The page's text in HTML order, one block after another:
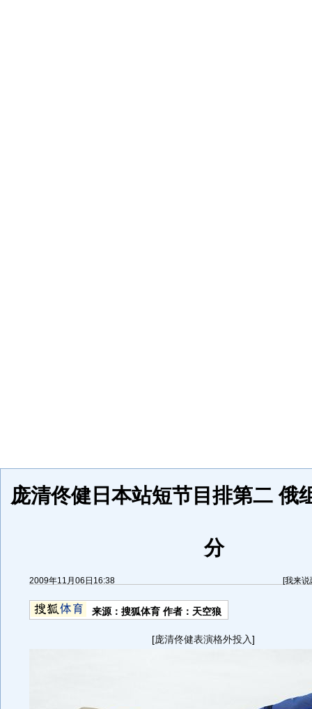
庞清佟健日本站短节目排第二 俄
分
2009年11月06日16:38 [我来说
来源： 搜狐体育作者：天空狼
[庞清佟健表演格外投入]